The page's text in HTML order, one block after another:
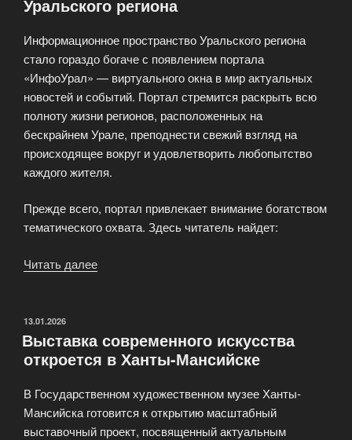
Уральского региона
Информационное пространство Уральского региона
стало гораздо богаче с появлением портала
«ИнфоУрал» — виртуального окна в мир актуальных
новостей и событий. Портал стремится раскрыть всю
полноту жизни регионов, расположенных на
бескрайнем Урале, преподнести свежий взгляд на
происходящее вокруг и удовлетворить любопытство
каждого жителя.
Прежде всего, портал привлекает внимание богатством
тематического охвата. Здесь читатель найдет:
Читать далее
Уральского
региона»
ОПУБЛИКОВАНО
13.01.2026
Выставка современного искусства
откроется в Ханты-Мансийске
В Государственном художественном музее Ханты-
Мансийска готовится к открытию масштабный
выставочный проект, посвященный актуальным